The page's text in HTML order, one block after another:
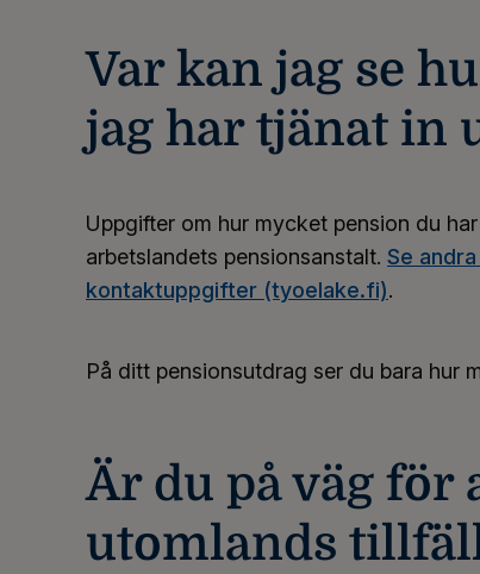
Var kan jag se
jag har tjänat in
Uppgifter om hur mycket pension du
arbetslandets pensionsanstalt. Se
kontaktuppgifter (tyoelake.fi).
På ditt pensionsutdrag ser du bara hur
Är du på väg för
utomlands